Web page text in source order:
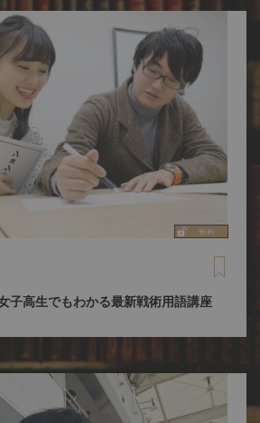
子高生でもわかる最新戦術用語講座